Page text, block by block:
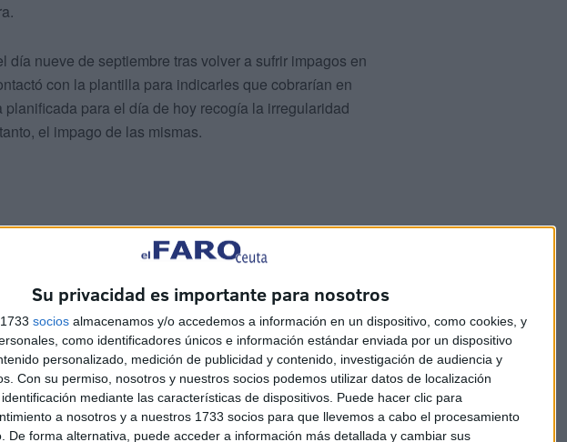
Su privacidad es importante para nosotros
socios almacenamos y/o accedemos a información en un dispositivo, como cookies, y
como identificadores únicos e información estándar enviada por un dispositivo
personalizado, medición de publicidad y contenido, investigación de audiencia y
Con su permiso, nosotros y nuestros socios podemos utilizar datos de localización
mediante las características de dispositivos. Puede hacer clic para
a nosotros y a nuestros 1733 socios para que llevemos a cabo el procesamiento
De forma alternativa, puede acceder a información más detallada y cambiar sus
nueve de septiembre tras volver a sufrir impagos en
con la plantilla para indicarles que cobrarían en
para el día de hoy recogía la irregularidad
el impago de las mismas.
a la representante de los trabajadores que
pendiente del mes de agosto, un total de 12
se decidió cancelar la huelga convocada dando
cobrar. Este error ha sido asumido por UGT Ceuta